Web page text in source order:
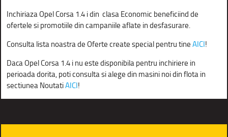
Inchiriaza Opel Corsa 1.4 i din clasa Economic beneficiind de
ofertele si promotiile din campaniile aflate in desfasurare.
Consulta lista noastra de Oferte create special pentru tineAICI!
DacaOpel Corsa 1.4 i nu este disponibila pentru inchiriere in
perioada dorita, poti consulta si alege din masini noi din flota in
sectiunea NoutatiAICI!